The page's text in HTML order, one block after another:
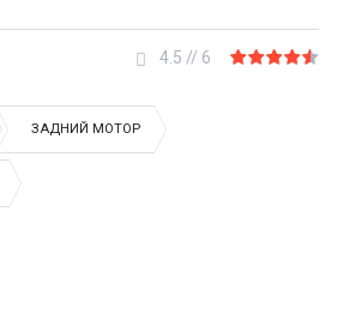
4.5 // 6
ЗАДНИЙ МОТОР